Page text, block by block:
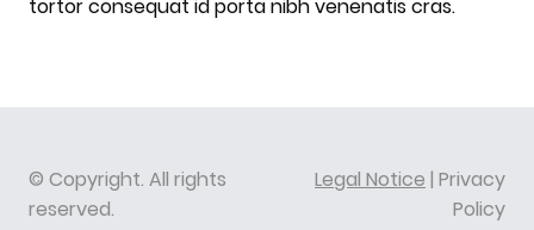
tortor consequat id porta nibh venenatis cras.
© Copyright. All rights
reserved.
Legal Notice | Privacy
Policy